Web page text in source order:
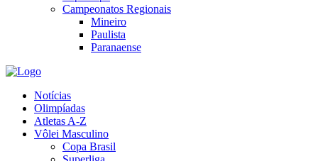
Campeonatos Regionais
Mineiro
Paulista
Paranaense
Notícias
Olimpíadas
Atletas A-Z
Vôlei Masculino
Copa Brasil